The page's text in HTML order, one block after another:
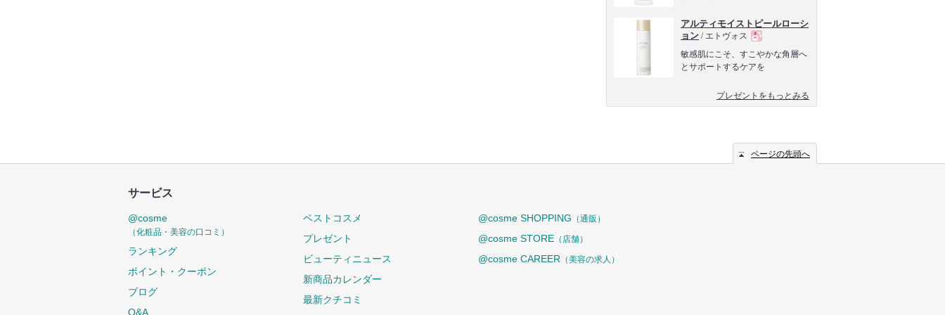
アルティモイストピールローシ
ョン / エトヴォス
現
品
敏感肌にこそ、すこやかな角層へ
とサポートするケアを
プレゼントをもっとみる
ページの先頭へ
サービス
@cosme
（化粧品・美容の口コミ）
ランキング
ポイント・クーポン
ブログ
Q&A
ベストコスメ
プレゼント
ビューティニュース
新商品カレンダー
最新クチコミ
@cosme SHOPPING （通販）
@cosme STORE （店舗）
@cosme CAREER （美容の求人）